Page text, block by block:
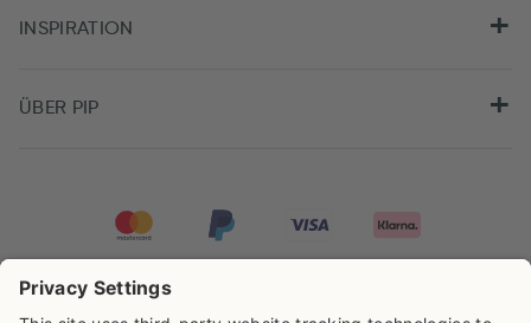
INSPIRATION
ÜBER PIP